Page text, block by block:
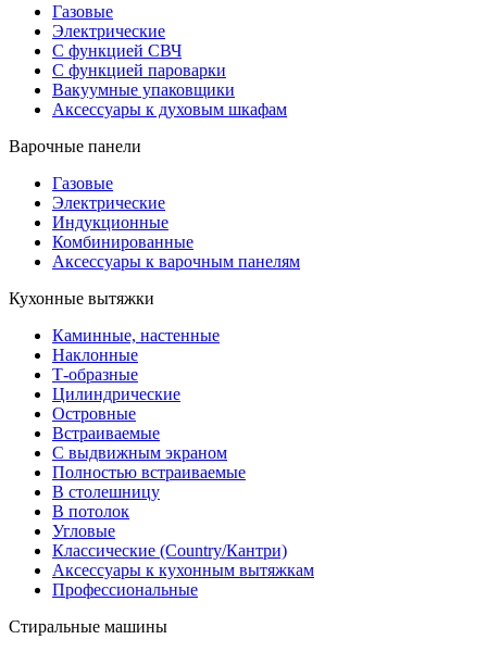
Газовые
Электрические
С функцией СВЧ
С функцией пароварки
Вакуумные упаковщики
Аксессуары к духовым шкафам
Варочные панели
Газовые
Электрические
Индукционные
Комбинированные
Аксессуары к варочным панелям
Кухонные вытяжки
Каминные, настенные
Наклонные
Т-образные
Цилиндрические
Островные
Встраиваемые
С выдвижным экраном
Полностью встраиваемые
В столешницу
В потолок
Угловые
Классические (Country/Кантри)
Аксессуары к кухонным вытяжкам
Профессиональные
Стиральные машины